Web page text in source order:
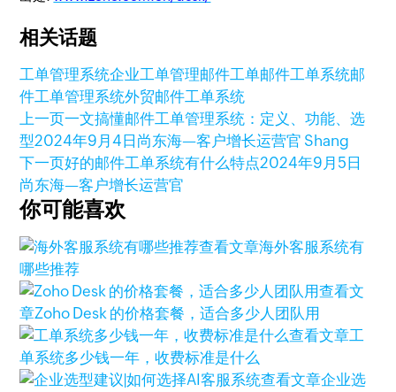
相关话题
工单管理系统企业工单管理邮件工单邮件工单系统邮
件工单管理系统外贸邮件工单系统
上一页一文搞懂邮件工单管理系统：定义、功能、选
型2024年9月4日 尚东海—客户增长运营官 Shang
下一页好的邮件工单系统有什么特点2024年9月5日
尚东海—客户增长运营官
你可能喜欢
查看文章海外客服系统有
哪些推荐
查看文
章Zoho Desk 的价格套餐，适合多少人团队用
查看文章工
单系统多少钱一年，收费标准是什么
查看文章企业选